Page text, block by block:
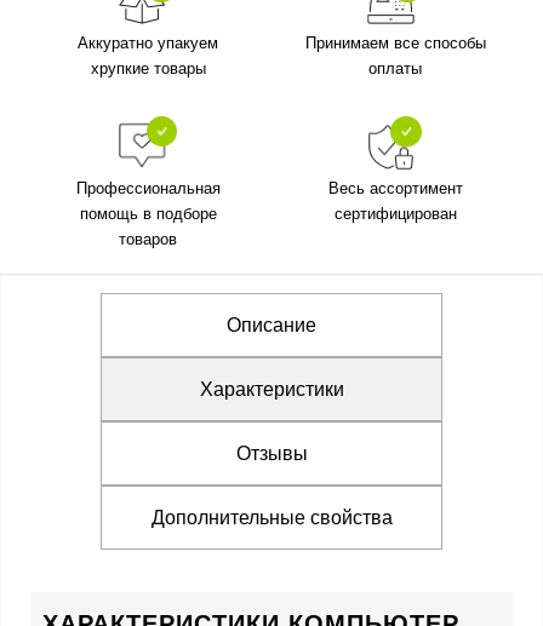
Аккуратно упакуем
хрупкие товары
Принимаем все способы
оплаты
Профессиональная
помощь в подборе
товаров
Весь ассортимент
сертифицирован
Описание
Характеристики
Отзывы
Дополнительные свойства